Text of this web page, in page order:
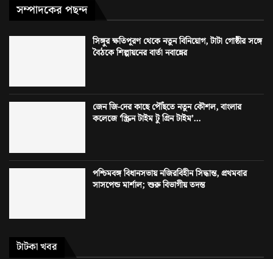
সম্পাদকের পছন্দ
সিঙ্গুর ক্ষতিপূরণ থেকে নতুন বিনিয়োগ, টাটা গোষ্ঠীর সঙ্গে
বৈঠকে শিল্পায়নের বার্তা নবান্নের
জেন জি-দের কাছে পৌঁছতে নতুন কৌশল, বাংলার
কলেজে ‘স্ক্রিন টাইম টু গ্রিন টাইম’...
পশ্চিমবঙ্গ বিধানসভায় নজিরবিহীন সিদ্ধান্ত, প্রথমবার
সাসপেন্ড মার্শাল; শুরু বিভাগীয় তদন্ত
টাটকা খবর